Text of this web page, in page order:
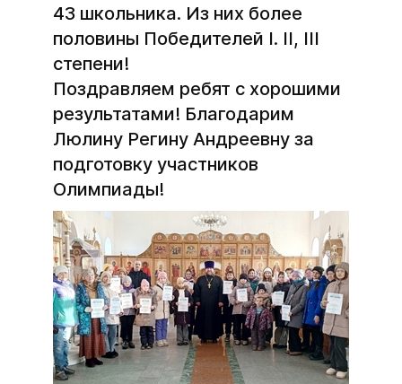
43 школьника. Из них более
половины Победителей I. II, III
степени!
Поздравляем ребят с хорошими
результатами! Благодарим
Люлину Регину Андреевну за
подготовку участников
Олимпиады!